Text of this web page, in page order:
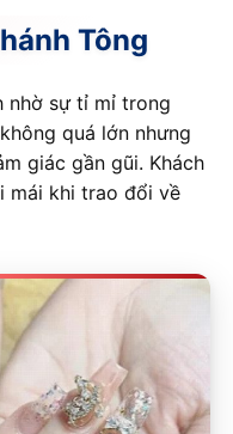
Tông
nhờ sự tỉ mỉ trong
quá lớn nhưng
giác gần gũi. Khách
mái khi trao đổi về